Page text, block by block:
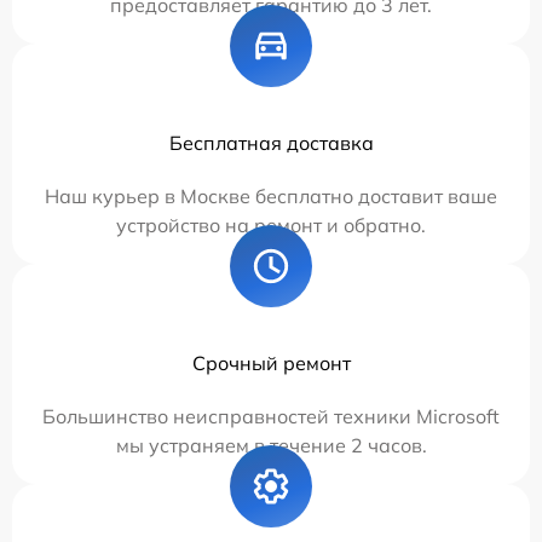
Бесплатная доставка
Наш курьер в Москве бесплатно доставит ваше
устройство на ремонт и обратно.
Срочный ремонт
Большинство неисправностей техники Microsoft
мы устраняем в течение 2 часов.